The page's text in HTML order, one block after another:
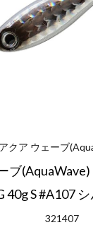
アクア ウェーブ
ブ
40g S #A107
321407